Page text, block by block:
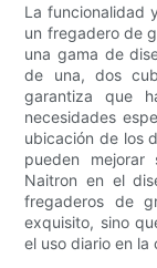
La funcionalidad
un fregadero de
una gama de
de una, dos
garantiza que
necesidades
ubicación de los
pueden
Naitron en el
fregaderos de
exquisito, sino
el uso diario en la